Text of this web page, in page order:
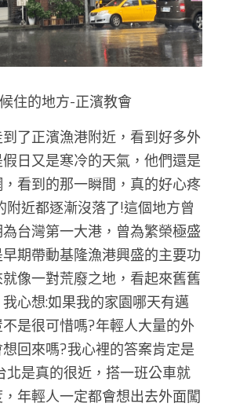
住的地方-正濱教會
了正濱漁港附近，看到好多外
日又是寒冷的天氣，他們還是
看到的那一瞬間，真的好心疼
附近都逐漸沒落了!這個地方曾
台灣第一大港，曾為繁榮極盛
期帶動基隆漁港興盛的主要功
像一對荒廢之地，看起來舊舊
心想:如果我的家園哪天有邁
是很可惜嗎?年輕人大量的外
回來嗎?我心裡的答案肯定是
北是真的很近，搭一班公車就
年輕人一定都會想出去外面闖